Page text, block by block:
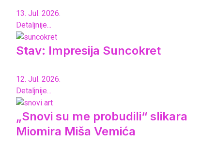
13. Jul. 2026.
Detaljnije...
Stav: Impresija Suncokret
12. Jul. 2026.
Detaljnije...
„Snovi su me probudili“ slikara
Miomira Miša Vemića